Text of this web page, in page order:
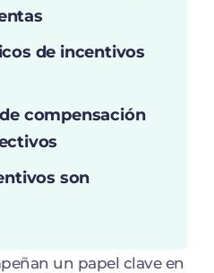
de incentivos
compensación
son
un papel clave en